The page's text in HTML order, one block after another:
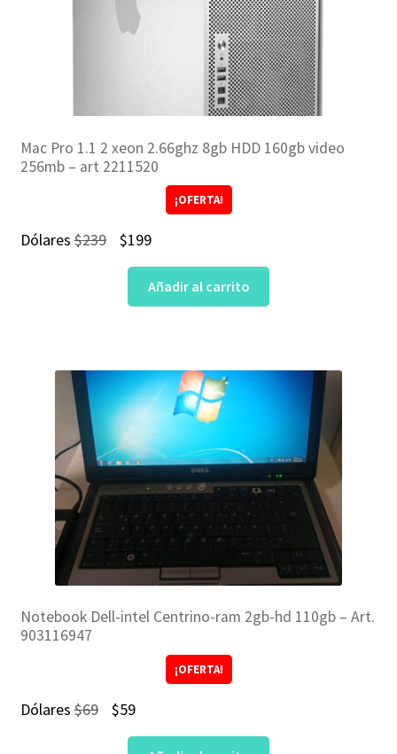
Mac Pro 1.1 2 xeon 2.66ghz 8gb HDD 160gb video
256mb – art 2211520
¡OFERTA!
Dólares$239
El
precio
original
$199El
precio
actual
Añadir al carrito
Notebook Dell-intel Centrino-ram 2gb-hd 110gb – Art.
903116947
¡OFERTA!
Dólares$69
El
precio
$59El
precio